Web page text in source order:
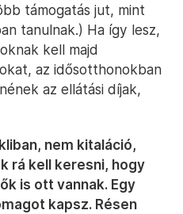
támogatás jut, mint
tanulnak.) Ha így lesz,
kell majd
az idősotthonokban
az ellátási díjak,
nem kitaláció,
rá kell keresni, hogy
is ott vannak. Egy
kapsz. Résen